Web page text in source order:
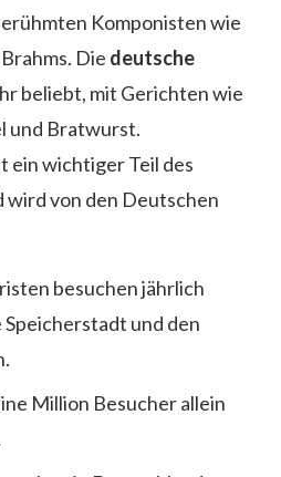
Komponisten wie
Die deutsche
beliebt, mit Gerichten wie
und Bratwurst.
ein wichtiger Teil des
wird von den Deutschen
besuchen jährlich
Speicherstadt und den
Million Besucher allein